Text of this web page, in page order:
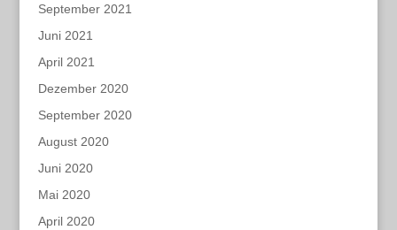
September 2021
Juni 2021
April 2021
Dezember 2020
September 2020
August 2020
Juni 2020
Mai 2020
April 2020